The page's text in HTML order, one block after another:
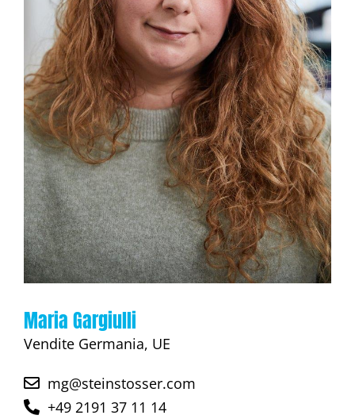
Maria Gargiulli
Vendite Germania, UE
mg@steinstosser.com
+49 2191 37 11 14